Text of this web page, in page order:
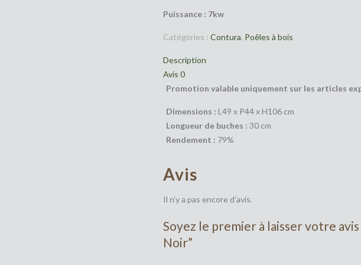
Puissance : 7kw
Catégories : Contura, Poêles à bois
Description
Avis 0
Promotion valable uniquement sur les articles
Dimensions : L49 x P44 x H106 cm
Longueur de buches : 30 cm
Rendement : 79%
Avis
Il n’y a pas encore d’avis.
Soyez le premier à laisser votre
Noir”